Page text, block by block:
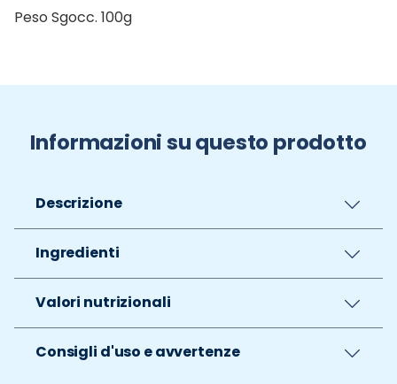
Peso Sgocc. 100g
Informazioni su questo prodotto
Descrizione
Ingredienti
Valori nutrizionali
Consigli d'uso e avvertenze